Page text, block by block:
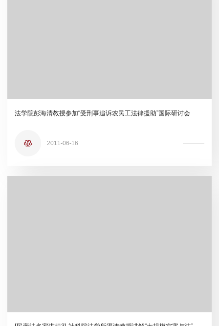
法学院彭海清教授参加“受刑事追诉农民工法律援助”国际研讨会
2011-06-16